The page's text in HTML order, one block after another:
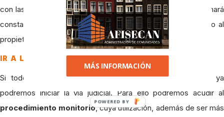
con las cuentas aprobadas por la junta de propietarios, y se hará
constar que se ha realizado el requerimiento de pago previo al
propietario deudor.
IR A LA VÍA JUDICIAL
Si todos estos pasos no han conseguido su propósito, ya
podremos iniciar la vía judicial. Para ello podremos acudir al
procedimiento monitorio, cuya utilización, además de ser más
MÁS INFORMACIÓN
POWERED BY